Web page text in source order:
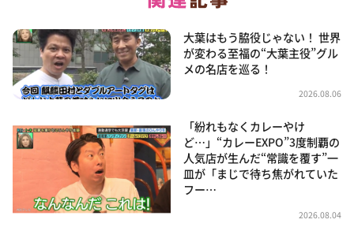
大葉はもう脇役じゃない！ 世界
が変わる至福の“大葉主役”グル
メの名店を巡る！
2026.08.06
「紛れもなくカレーやけ
ど…」“カレーEXPO”3度制覇の
人気店が生んだ“常識を覆す”一
皿が「まじで待ち焦がれていた
フー…
2026.08.04